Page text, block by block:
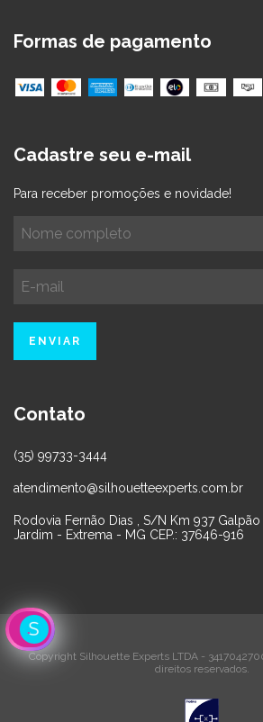
Formas de pagamento
Cadastre seu e-mail
Para receber promoções e novidade!
Contato
(35) 99733-3444
atendimento@silhouetteexperts.com.br
Rodovia Fernão Dias , S/N Km 937
Jardim - Extrema - MG CEP.: 37646-916
Copyright Silhouette Experts LTDA -
direitos reservados.